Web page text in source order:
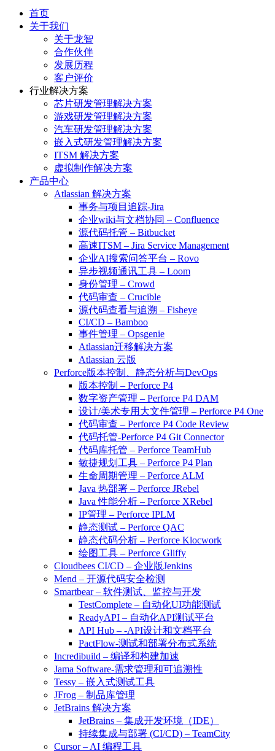
首页
关于我们
关于龙智
合作伙伴
发展历程
客户评价
行业解决方案
芯片研发管理解决方案
游戏研发管理解决方案
汽车研发管理解决方案
嵌入式研发管理解决方案
ITSM 解决方案
虚拟制作解决方案
产品中心
Atlassian 解决方案
事务与项目追踪-Jira
企业wiki与文档协同 – Confluence
源代码托管 – Bitbucket
高速ITSM – Jira Service Management
企业AI搜索问答平台 – Rovo
异步视频通讯工具 – Loom
身份管理 – Crowd
代码审查 – Crucible
源代码查看与追溯 – Fisheye
CI/CD – Bamboo
事件管理 – Opsgenie
Atlassian迁移解决方案
Atlassian 云版
Perforce版本控制、静态分析与DevOps
版本控制 – Perforce P4
数字资产管理 – Perforce P4 DAM
设计/美术专用大文件管理 – Perforce P4 One
代码审查 – Perforce P4 Code Review
代码托管-Perforce P4 Git Connector
代码库托管 – Perforce TeamHub
敏捷规划工具 – Perforce P4 Plan
生命周期管理 – Perforce ALM
Java 热部署 – Perforce JRebel
Java 性能分析 – Perforce XRebel
IP管理 – Perforce IPLM
静态测试 – Perforce QAC
静态代码分析 – Perforce Klocwork
绘图工具 – Perforce Gliffy
Cloudbees CI/CD – 企业版Jenkins
Mend – 开源代码安全检测
Smartbear – 软件测试、监控与开发
TestComplete – 自动化UI功能测试
ReadyAPI – 自动化API测试平台
API Hub – -API设计和文档平台
PactFlow-测试和部署分布式系统
Incredibuild – 编译和构建加速
Jama Software-需求管理和可追溯性
Tessy – 嵌入式测试工具
JFrog – 制品库管理
JetBrains 解决方案
JetBrains – 集成开发环境（IDE）
持续集成与部署 (CI/CD) – TeamCity
Cursor – AI 编程工具